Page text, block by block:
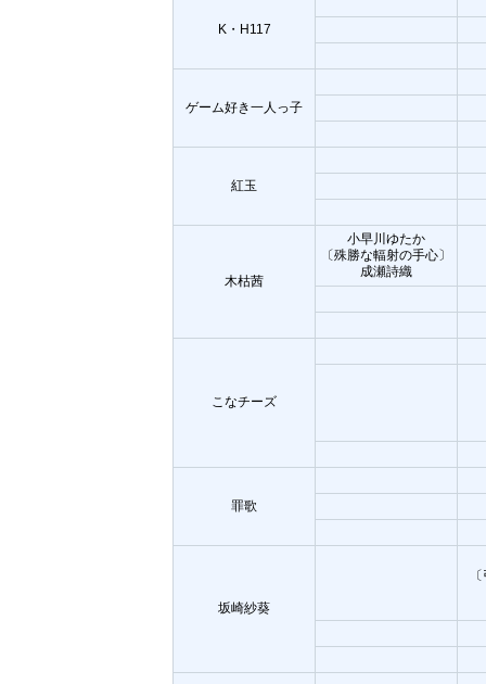
K・H117
ゲーム好き一人っ子
紅玉
木枯茜
小早川ゆたか
〔殊勝な輻射の手心〕
成瀬詩織
こなチーズ
罪歌
坂崎紗葵